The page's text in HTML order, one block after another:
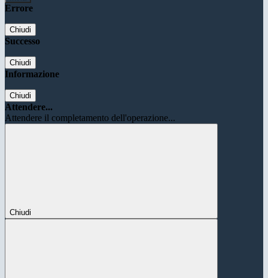
Errore
Chiudi
Successo
Chiudi
Informazione
Chiudi
Attendere...
Attendere il completamento dell'operazione...
Chiudi